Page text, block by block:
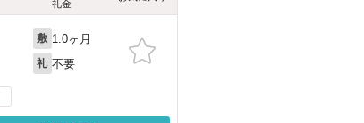
礼金
敷 1.0ヶ月
礼 不要